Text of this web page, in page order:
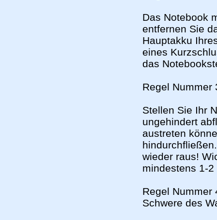
Das Notebook
entfernen Sie
Hauptakku
eines
das
Regel Nummer
Stellen Sie Ihr
ungehindert
austreten
wieder raus!
mindestens 1-
Regel Nummer
Schwere des